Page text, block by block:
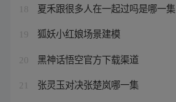
18 夏禾跟很多人在一起过吗是哪一集
19 狐妖小红娘场景建模
20 黑神话悟空官方下载渠道
21 张灵玉对决张楚岚哪一集